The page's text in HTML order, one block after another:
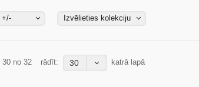
+/- Izvēlieties kolekciju
no 32 rādīt: 30 katrā lapā